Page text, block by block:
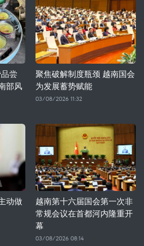
尝
部风
聚焦破解制度瓶颈 越南国会
为发展蓄势赋能
03/08/2026 11:32
动做
越南第十六届国会第一次非
常规会议在首都河内隆重开
幕
03/08/2026 08:14